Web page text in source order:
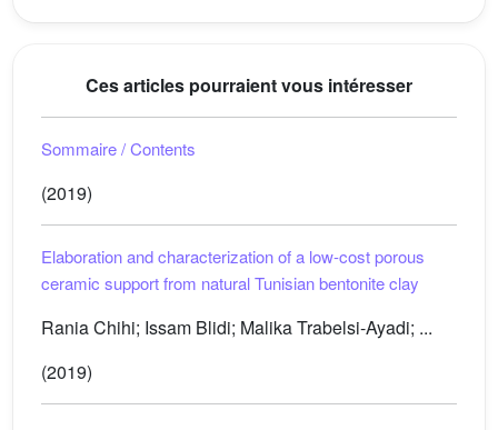
Ces articles pourraient vous intéresser
Sommaire / Contents
(2019)
Elaboration and characterization of a low-cost porous
ceramic support from natural Tunisian bentonite clay
Rania Chihi; Issam Blidi; Malika Trabelsi-Ayadi; ...
(2019)